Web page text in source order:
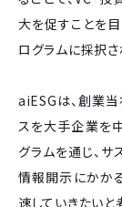
大を促すことを
ログラムに採択さ
aiESGは、創業
スを大手企業を
グラムを通じ、
情報開示にかか
速していきたいと